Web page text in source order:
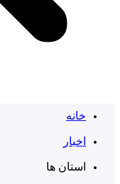
خانه
اخبار
استان ها